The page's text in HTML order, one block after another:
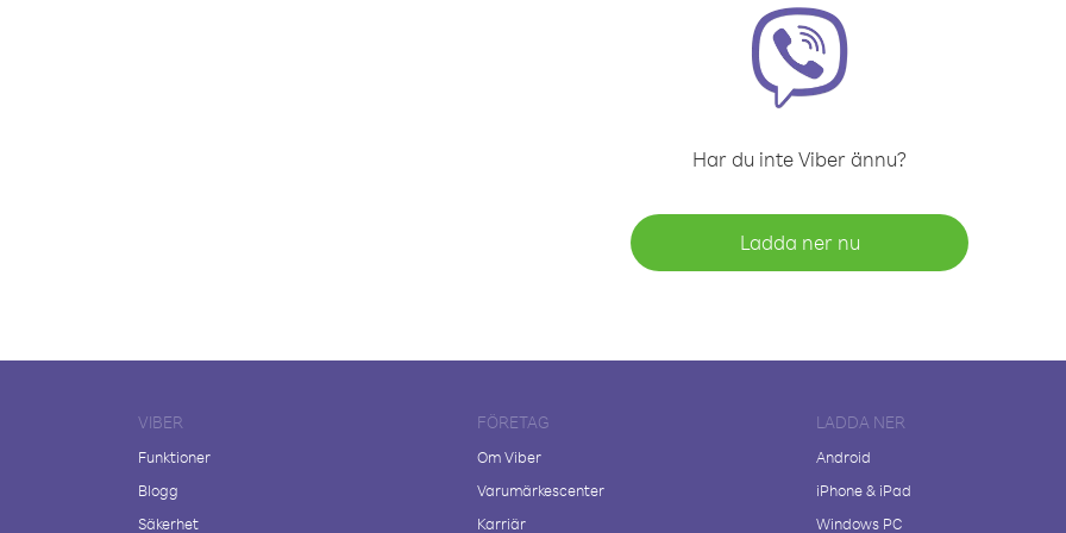
Har du inte Viber ännu?
Ladda ner nu
VIBER
Funktioner
Blogg
Säkerhet
FÖRETAG
Om Viber
Varumärkescenter
Karriär
LADDA NER
Android
iPhone & iPad
Windows PC